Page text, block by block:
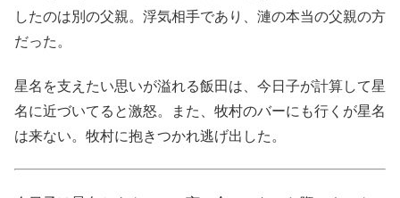
したのは別の父親。浮気相手であり、漣の本当の父親の方
だった。
星名を支えたい思いが溢れる飯田は、今日子が計算して星
名に近づいてると激怒。また、牧村のバーにも行くが星名
は来ない。牧村に抱きつかれ逃げ出した。